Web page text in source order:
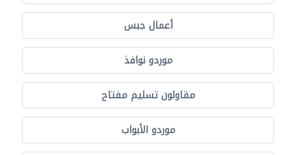
أعمال جبس
موردو نوافذ
مقاولون تسليم مفتاح
موردو الأبواب